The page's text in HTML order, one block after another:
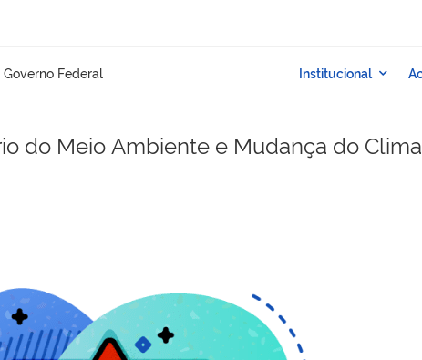
de navegação
do Meio Ambiente e Mudança do Clima